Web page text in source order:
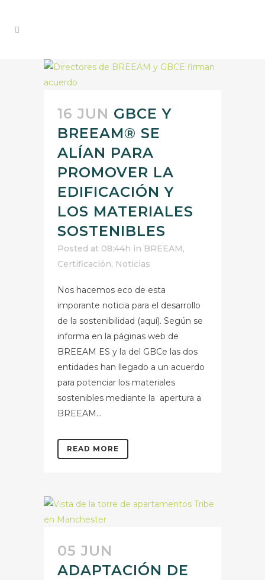
16 JUN GBCE Y
BREEAM® SE
ALÍAN PARA
PROMOVER LA
EDIFICACIÓN Y
LOS MATERIALES
SOSTENIBLES
Posted at 08:44h in BREEAM,
Certificación, Noticias
Nos hacemos eco de esta
imporante noticia para el desarrollo
de la sostenibilidad (aquí). Según se
informa en la páginas web de
BREEAM ES y la del GBCe las dos
entidades han llegado a un acuerdo
para potenciar los materiales
sostenibles mediante la apertura a
BREEAM...
READ MORE
05 JUN
ADAPTACIÓN DE